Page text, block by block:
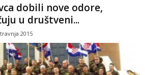
dobili nove odore,
u društveni...
2015